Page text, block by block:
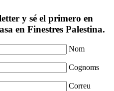
y sé el primero en
en Finestres Palestina.
Nom
Cognoms
Correu